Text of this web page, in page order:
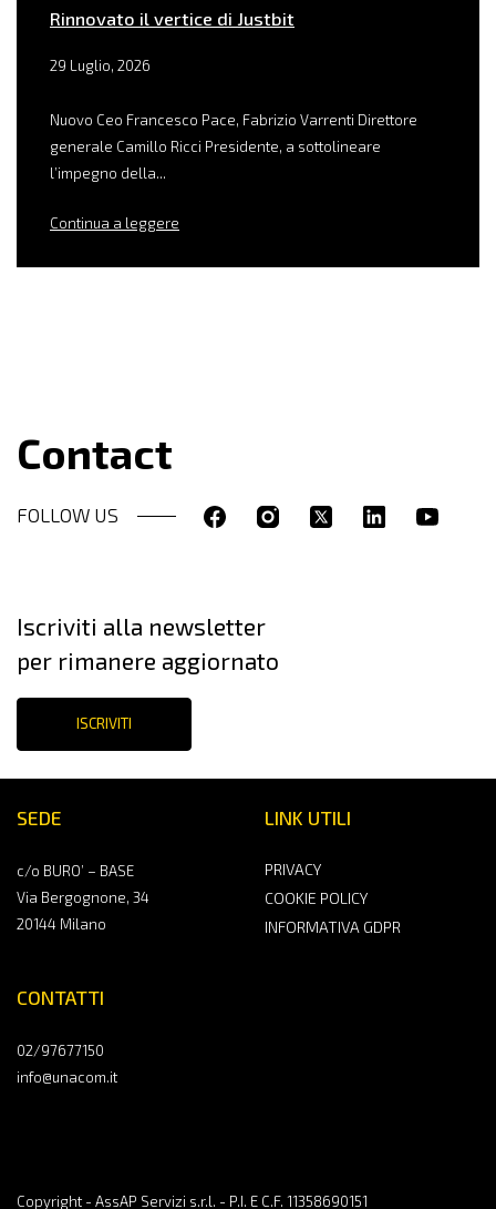
Rinnovato il vertice di Justbit
29 Luglio, 2026
Nuovo Ceo Francesco Pace, Fabrizio Varrenti Direttore
generale Camillo Ricci Presidente, a sottolineare
l’impegno della...
Continua a leggere
Contact
FOLLOW US
SEDE
c/o BURO’ – BASE
Via Bergognone, 34
20144 Milano
CONTATTI
02/97677150
info@unacom.it
LINK UTILI
PRIVACY
COOKIE POLICY
INFORMATIVA GDPR
Copyright - AssAP Servizi s.r.l. - P.I. E C.F. 11358690151
Iscriviti alla newsletter
per rimanere aggiornato
ISCRIVITI